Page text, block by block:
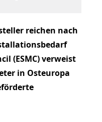
reichen nach
(ESMC) verweist
in Osteuropa